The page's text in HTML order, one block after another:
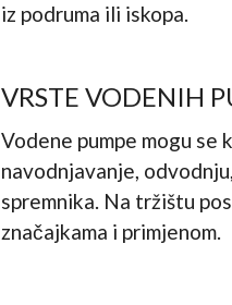
iz podruma ili iskopa.
VRSTE VODENIH
Vodene pumpe mogu se
navodnjavanje,
spremnika. Na tržištu
značajkama i primjenom.